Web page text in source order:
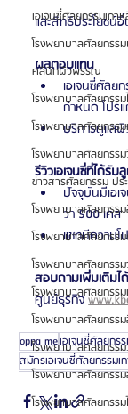
เอเจนซี่ศัลยกรรมเกา
โรงพยาบาลศัลยกรร
คลินิกผิวพรรณ
โรงพยาบาลศัลยกรร
โรงพยาบาลศัลยกรรม
โรงพยาบาลศัลยกรร
ข่าวสารศัลยกรรม ปร
โรงพยาบาลศัลยกรร
โรงพยาบาลศัลยกรร
โรงพยาบาลศัลยกรรม
โรงพยาบาลศัลยกรร
โรงพยาบาลศัลยกรร
โรงพยาบาลศัลยกรร
โรงพยาบาลศัลยกรร
โรงพยาบาลศัลยกรรม
และสิทธิประโยชน์
ผลตอบแทน
เอเจนซี่ศัล
กำหนด โปร
บริการดูแล
รีวิวเอเจนซี่ที่ได้รับ
ปัจจุบันมีเอ
ว่า 500 เคส
แชทมีความโ
สอบถามเพิ่มเติมไ
ศูนย์ธุรกิจ
oppa meเอเจนซี่ศัลยกร
สมัครเอเจนซี่ศัลยกรรมเ